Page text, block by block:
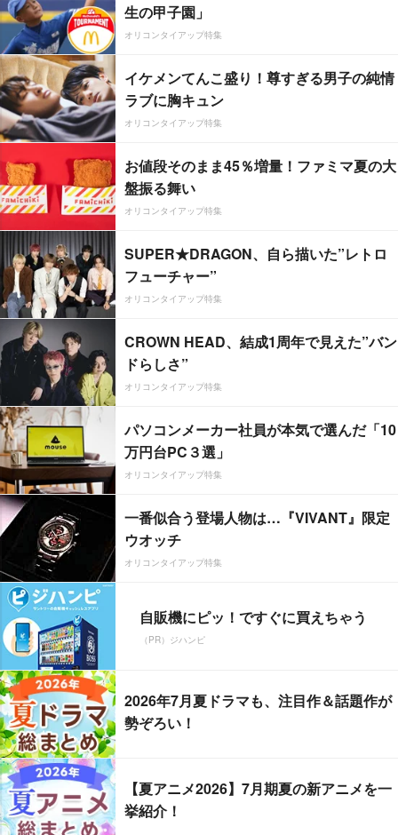
生の甲子園」
オリコンタイアップ特集
イケメンてんこ盛り！尊すぎる男子の純情
ラブに胸キュン
オリコンタイアップ特集
お値段そのまま45％増量！ファミマ夏の大
盤振る舞い
オリコンタイアップ特集
SUPER★DRAGON、自ら描いた”レトロ
フューチャー”
オリコンタイアップ特集
CROWN HEAD、結成1周年で見えた”バン
ドらしさ”
オリコンタイアップ特集
パソコンメーカー社員が本気で選んだ「10
万円台PC３選」
オリコンタイアップ特集
一番似合う登場人物は…『VIVANT』限定
ウオッチ
オリコンタイアップ特集
自販機にピッ！ですぐに買えちゃう
（PR）ジハンピ
2026年7月夏ドラマも、注目作＆話題作が
勢ぞろい！
【夏アニメ2026】7月期夏の新アニメを一
挙紹介！